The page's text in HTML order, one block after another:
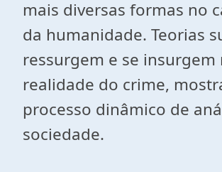
mais diversas formas no
da humanidade. Teorias
ressurgem e se insurgem
realidade do crime,
processo dinâmico de
sociedade.